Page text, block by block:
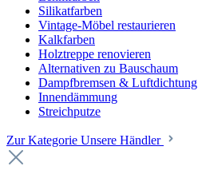
Silikatfarben
Vintage-Möbel restaurieren
Kalkfarben
Holztreppe renovieren
Alternativen zu Bauschaum
Dampfbremsen & Luftdichtung
Innendämmung
Streichputze
Zur Kategorie Unsere Händler